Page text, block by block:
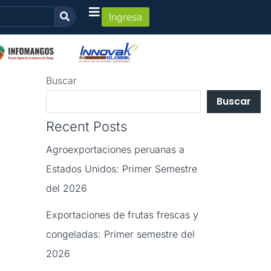
Ingresa
Buscar
Buscar
Recent Posts
Agroexportaciones peruanas a
Estados Unidos: Primer Semestre
del 2026
Exportaciones de frutas frescas y
congeladas: Primer semestre del
2026